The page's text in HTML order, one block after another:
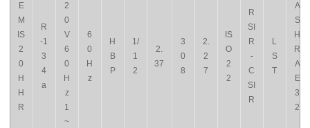
E
M
IS
2
0
H
H
R
R
-1
3
4
a
2
0
V
6
0
H
z
1
~
6
0
H
z
H
B
P
1/
1
2
2.
37
3
0
8
2.
2
7
IS
O
2
2
R
SI
R
-
C
SI
R
L
S
T
A
S
H
R
A
E
3
2